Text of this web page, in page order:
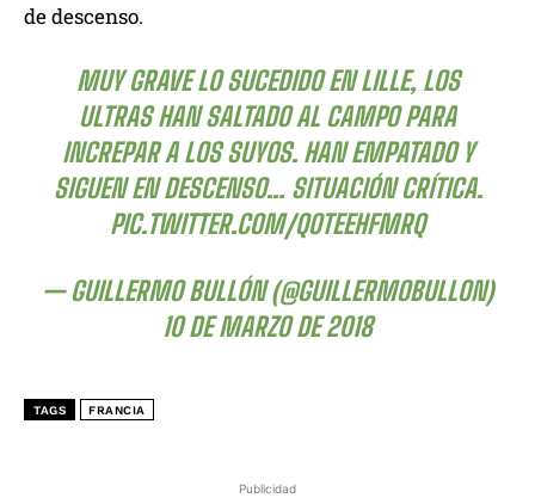
Publicidad
de descenso.
MUY GRAVE LO SUCEDIDO EN LILLE, LOS
ULTRAS HAN SALTADO AL CAMPO PARA
INCREPAR A LOS SUYOS. HAN EMPATADO Y
SIGUEN EN DESCENSO… SITUACIÓN CRÍTICA.
PIC.TWITTER.COM/QOTEEHFMRQ
— GUILLERMO BULLÓN (@GUILLERMOBULLON)
10 DE MARZO DE 2018
TAGS FRANCIA